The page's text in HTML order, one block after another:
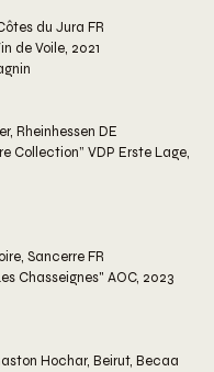
du Jura FR
de Voile, 2021
Rheinhessen DE
Collection” VDP Erste Lage,
Sancerre FR
Chasseignes" AOC, 2023
Hochar, Beirut, Becaa